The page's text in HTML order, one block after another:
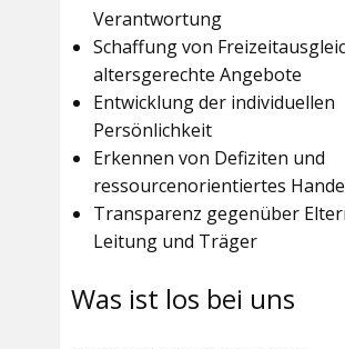
Verantwortung
Schaffung von
altersgerechte Angebote
Entwicklung der individuellen
Persönlichkeit
Erkennen von Defiziten und
ressourcenorientiertes
Transparenz gegenüber
Leitung und Träger
Was ist los bei uns